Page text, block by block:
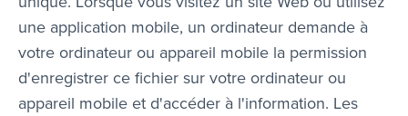
une application mobile, un ordinateur demande à
votre ordinateur ou appareil mobile la permission
d'enregistrer ce fichier sur votre ordinateur ou
appareil mobile et d'accéder à l'information. Les